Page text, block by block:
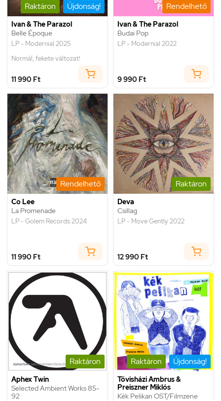
Raktáron Újdonság!
Ivan & The Parazol
Belle Époque
LP - Modernial 2025
Normál, fekete változat!
11 990 Ft
Rendelhető
Ivan & The Parazol
Budai Pop
LP - Modernial 2022
9 990 Ft
Rendelhető
Co Lee
La Promenade
LP - Golem Records 2024
11 990 Ft
Raktáron
Deva
Csillag
LP - Move Gently 2022
12 990 Ft
Raktáron
Aphex Twin
Selected Ambient Works 85-
92
Raktáron Újdonság!
Tövisházi Ambrus &
Preiszner Miklós
Kék Pelikan OST/Filmzene